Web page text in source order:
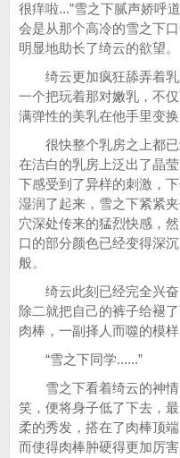
很痒啦...”雪之下腻声娇呼
会是从那个高冷的雪之下
明显地助长了绮云的欲望。
绮云更加疯狂舔弄着乳
一个把玩着那对嫩乳，不
满弹性的美乳在他手里变
很快整个乳房之上都已
在洁白的乳房上泛出了晶
下感受到了异样的刺激，
湿润了起来，雪之下紧紧
穴深处传来的猛烈快感，
口的部分颜色已经变得深
般。
绮云此刻已经完全兴奋
除二就把自己的裤子给褪
肉棒，一副择人而噬的模样
“雪之下同学......”
雪之下看着绮云的神情
笑，便将身子低了下去，
柔的秀发，搭在了肉棒顶
而使得肉棒肿硬得更加厉害